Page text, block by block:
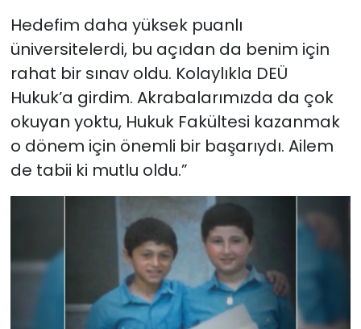
Hedefim daha yüksek puanlı
üniversitelerdi, bu açıdan da benim için
rahat bir sınav oldu. Kolaylıkla DEÜ
Hukuk’a girdim. Akrabalarımızda da çok
okuyan yoktu, Hukuk Fakültesi kazanmak
o dönem için önemli bir başarıydı. Ailem
de tabii ki mutlu oldu.”